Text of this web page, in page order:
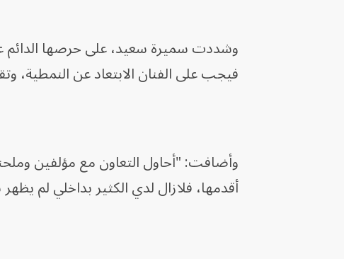
وشددت سميرة سعيد، على حرصها الدائم
فيجب على الفنان الابتعاد عن
وأضافت: "أحاول التعاون مع مؤلفين
أقدمها، فلازال لدي الكثير بداخلي لم